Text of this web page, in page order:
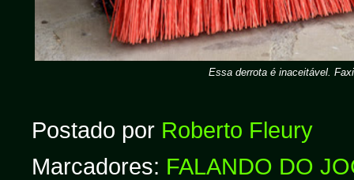
Essa derrota é inaceitável.
Postado por Roberto Fleury
Marcadores: FALANDO DO